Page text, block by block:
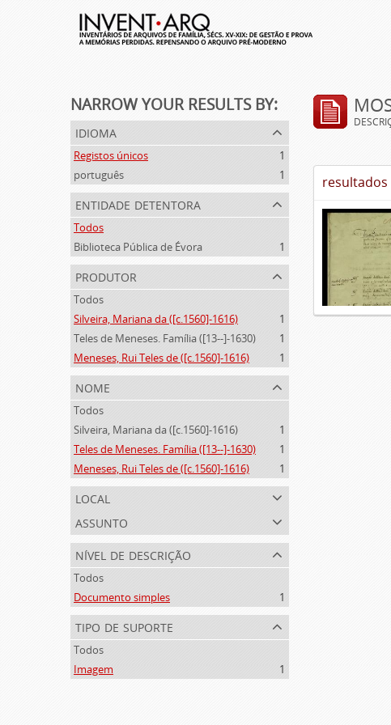
NARROW YOUR RESULTS BY:
idioma
Registos únicos
1
português
1
entidade detentora
Todos
Biblioteca Pública de Évora
1
produtor
Todos
Silveira, Mariana da ([c.1560]-1616)
1
Teles de Meneses. Família ([13--]-1630)
1
Meneses, Rui Teles de ([c.1560]-1616)
1
nome
Todos
Silveira, Mariana da ([c.1560]-1616)
1
Teles de Meneses. Família ([13--]-1630)
1
Meneses, Rui Teles de ([c.1560]-1616)
1
local
assunto
nível de descrição
Todos
Documento simples
1
tipo de suporte
Todos
Imagem
1